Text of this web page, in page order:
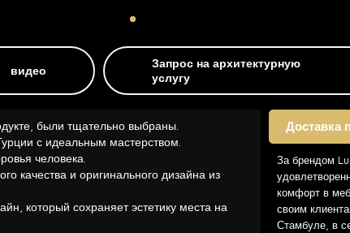
видео
Запрос на архитектурную
услугу
были тщательно выбраны.
с идеальным мастерством.
человека.
качества и оригинального дизайна из
который сохраняет эстетику места на
Доставка
За брендом
комфорт в
своим
Стамбуле, в